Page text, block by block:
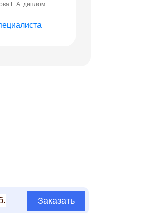
Е.А. диплом
Заказать